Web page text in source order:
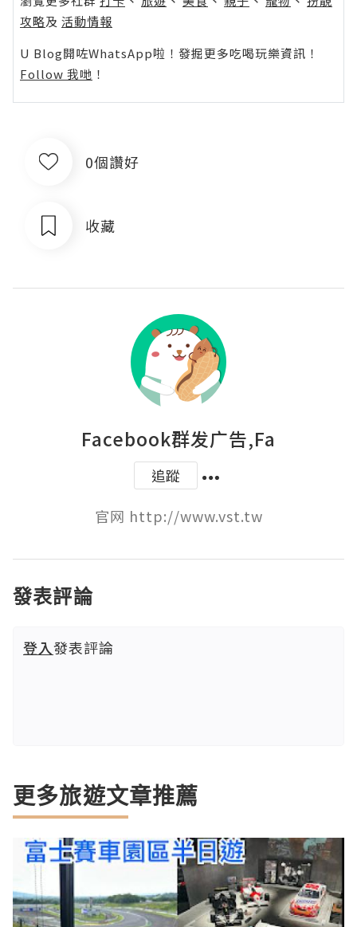
攻略及 活動情報
U Blog開咗WhatsApp啦！發掘更多吃喝玩樂資訊！
Follow 我哋 ！
0個讚好
收藏
Facebook群发广告,Fa
追蹤
官网 http://www.vst.tw
發表評論
登入發表評論
更多旅遊文章推薦